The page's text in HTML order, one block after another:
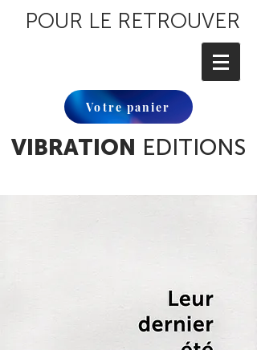
POUR LE RETROUVER
Votre panier
VIBRATION EDITIONS